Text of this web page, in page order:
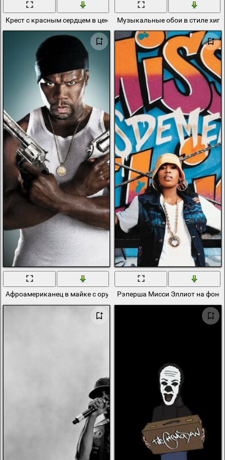
Крест с красным сердцем в центре и цифрамиМузыкальные обои в стиле хип-
Афроамериканец в майке с оружиемРэперша Мисси Эллиот на фоне